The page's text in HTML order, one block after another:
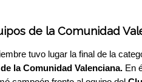
de la Comunidad
tuvo lugar la final de la
la Comunidad Valenciana. En